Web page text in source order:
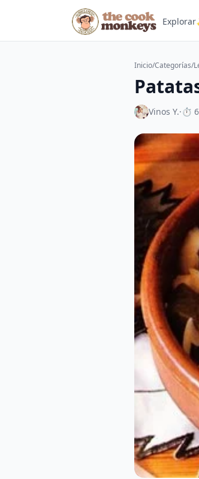
Explorar
Inicio/Categorías/
Vinos Y.·⏱